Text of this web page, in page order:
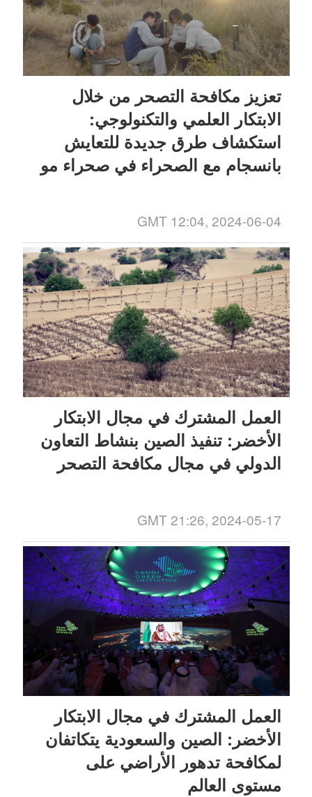
تعزيز مكافحة التصحر من خلال
الابتكار العلمي والتكنولوجي:
استكشاف طرق جديدة للتعايش
بانسجام مع الصحراء في صحراء مو
GMT 12:04, 2024-06-04
العمل المشترك في مجال الابتكار
الأخضر: تنفيذ الصين بنشاط التعاون
الدولي في مجال مكافحة التصحر
GMT 21:26, 2024-05-17
العمل المشترك في مجال الابتكار
الأخضر: الصين والسعودية يتكاتفان
لمكافحة تدهور الأراضي على
مستوى العالم